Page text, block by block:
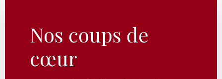
Nos coups de
cœur